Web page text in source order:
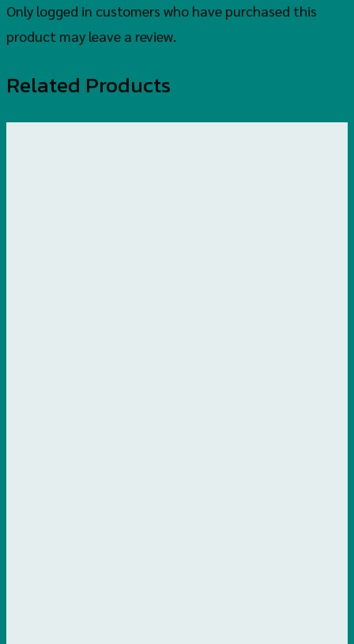
Only logged in customers who have purchased this
product may leave a review.
Related Products